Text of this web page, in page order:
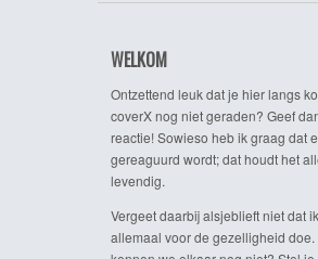
WELKOM
Ontzettend leuk dat je hier langs
coverX nog niet geraden? Geef
reactie! Sowieso heb ik graag dat
gereaguurd wordt; dat houdt het
levendig.
Vergeet daarbij alsjeblieft niet dat
allemaal voor de gezelligheid doe.